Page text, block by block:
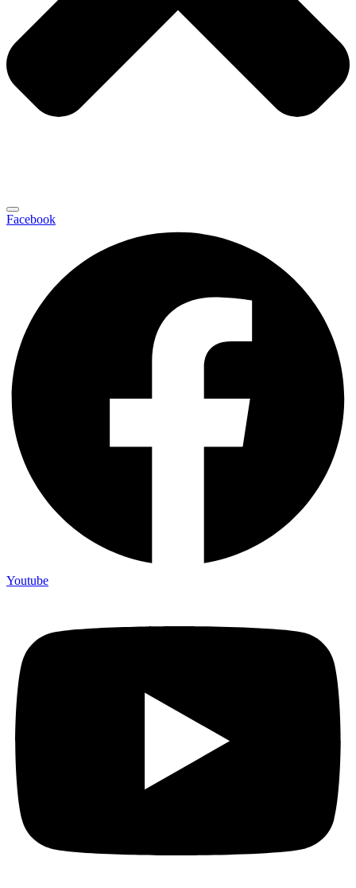
Facebook
Youtube